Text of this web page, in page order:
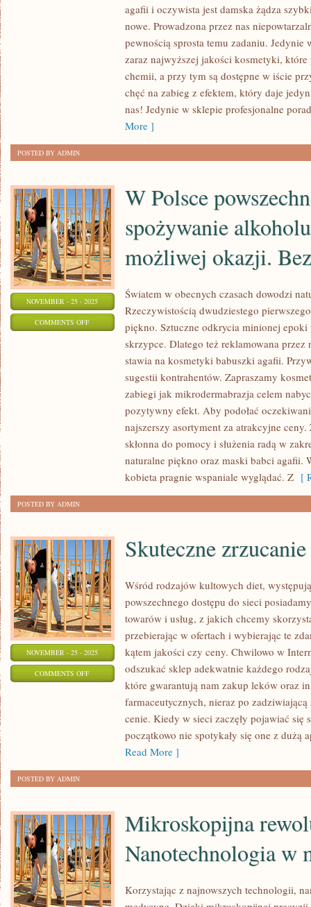
UCIĄŻLIWE.
TRUDNIEJ
JEST
NA
NIEJ
WYTRWAĆ
agafii i oczywista jest damska żądza
nowe. Prowadzona przez nas
pewnością sprosta temu zadaniu. Jedynie
zaraz najwyższej jakości kosmetyki, które
chemii, a przy tym są dostępne w iście
chęć na zabieg z efektem, który daje
nas! Jedynie w sklepie profesjonalne
More ]
POSTED BY ADMIN
NOVEMBER - 25 - 2025
COMMENTS OFFON
SPOŻYWANIE
ALKOHOLU
OKAZJI.
BEZ
NA
TO
W Polsce
spożywanie
możliwej okazji.
Światem w obecnych czasach dowodzi
Rzeczywistością dwudziestego
piękno. Sztuczne odkrycia minionej epoki
skrzypce. Dlatego też reklamowana przez
stawia na kosmetyki babuszki agafii.
sugestii kontrahentów. Zapraszamy
zabiegi jak mikrodermabrazja celem
pozytywny efekt. Aby podołać
najszerszy asortyment za atrakcyjne
skłonna do pomocy i służenia radą w
naturalne piękno oraz maski babci agafii.
kobieta pragnie wspaniale wyglądać. Z [
POSTED BY ADMIN
NOVEMBER - 25 - 2025
COMMENTS OFFON
SKUTECZNE
ZRZUCANIE
KILOGRAMÓW
Skuteczne
Wśród rodzajów kultowych diet,
powszechnego dostępu do sieci
towarów i usług, z jakich chcemy
przebierając w ofertach i wybierając te
kątem jakości czy ceny. Chwilowo w
odszukać sklep adekwatnie każdego
które gwarantują nam zakup leków oraz
farmaceutycznych, nieraz po zadziwiającą
cenie. Kiedy w sieci zaczęły pojawiać się
początkowo nie spotykały się one z dużą
Read More ]
POSTED BY ADMIN
Mikroskopijna
Nanotechnologia w
Korzystając z najnowszych technologii,